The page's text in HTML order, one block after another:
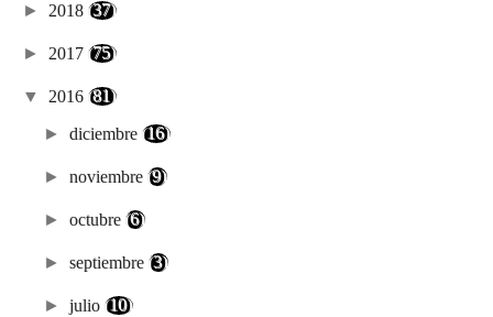
► 2018 (37)
► 2017 (75)
▼ 2016 (81)
►diciembre (16)
►noviembre(9)
►octubre(6)
►septiembre(3)
►julio (10)